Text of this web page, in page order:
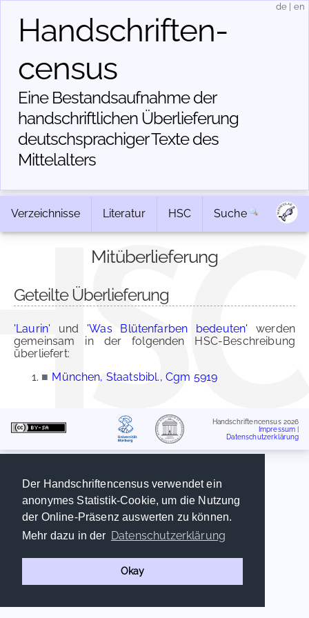
Der Handschriftencensus verwendet ein
anonymes Statistik-Cookie, um die Nutzung
der Online-Präsenz auswerten zu können.
Mehr dazu in der Datenschutzerklärung
Okay
Handschriften­
census
Eine Bestandsaufnahme der
handschriftlichen Über­lieferung
deutschsprachiger Texte des
Mittelalters
de en
Verzeichnisse Literatur HSC Suche
Mitüberlieferung
Geteilte Überlieferung
'Laurin' und 'Was Blütenfarben bedeuten' werden
gemeinsam in der folgenden HSC-Beschreibung
überliefert:
■ München, Staatsbibl., Cgm 5919
Handschriftencensus 2026
Impressum
Datenschutzerklärung